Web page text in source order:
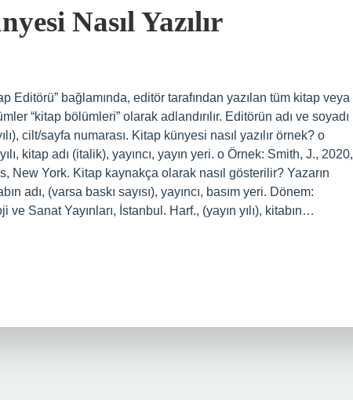
Nasıl Yazılır
Editörü” bağlamında, editör tarafından yazılan tüm kitap veya
“kitap bölümleri” olarak adlandırılır. Editörün adı ve soyadı
cilt/sayfa numarası. Kitap künyesi nasıl yazılır örnek? o
kitap adı (italik), yayıncı, yayın yeri. o Örnek: Smith, J., 2020,
New York. Kitap kaynakça olarak nasıl gösterilir? Yazarın
adı, (varsa baskı sayısı), yayıncı, basım yeri. Dönem:
ve Sanat Yayınları, İstanbul. Harf., (yayın yılı), kitabın…